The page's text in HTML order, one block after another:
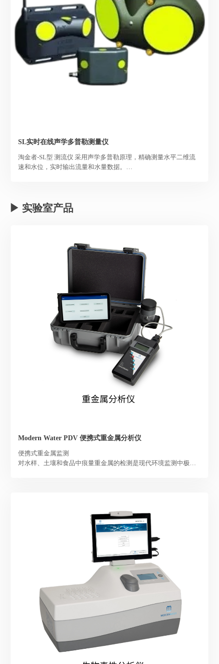
SL实时在线声学多普勒测量仪
淘金者-SL型 测流仪 采用声学多普勒原理，精确测量水平二维流
速和水位，实时输出流量和水量数据。
超窄的波束指向角（1.4°）和最大限度的旁瓣抑制（＞60dB）大
▶ 实验室产品
Modern Water PDV 便携式重金属分析仪
便携式重金属监测
对水样、土壤和食品中痕量重金属的检测是现代环境监测中极为